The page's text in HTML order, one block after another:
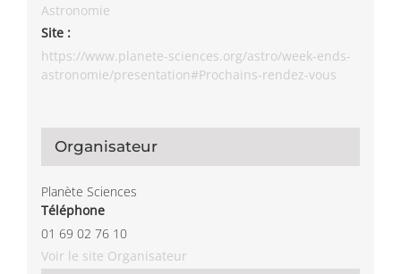
Astronomie
Site :
https://www.planete-sciences.org/astro/week-ends-
astronomie/presentation#Prochains-rendez-vous
Organisateur
Planète Sciences
Téléphone
01 69 02 76 10
Voir le site Organisateur